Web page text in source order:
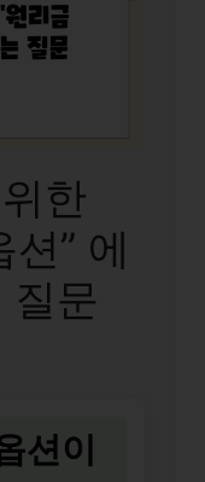
한
” 에
질문
션이